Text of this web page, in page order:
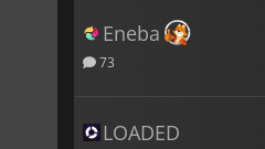
Eneba
73
LOADED